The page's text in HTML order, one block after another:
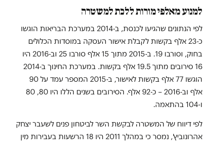
למנוע מאלפי מורות ללכת למשטרה
לפי הנתונים שהגיעו לכנסת, ב-2014 במערכת הבריאות הוגשו
כ-23 אלף בקשות לקבלת אישור העסקה במוסדות הכלולים
בחוק, וסורבו 19. ב-2015 מתוך 15 אלף סורבו 25 וב-2016 היו
16 סירובים מתוך 19.5 אלף בקשות. במערכת החינוך ב-2014
הוגשו 77 אלף בקשות לאישור, ב-2015 המספר עמד על 90
אלף וב-2016 – כ-92 אלף. הסירובים בשנים הללו היו 80, 80
ו-104 בהתאמה.
לפי דיווח של המשטרה לבקשת השר לביטחון פנים לשעבר יצחק
אהרונוביץ', נמסר כי במהלך 2011 היו 18 הרשעות בעבירות מין